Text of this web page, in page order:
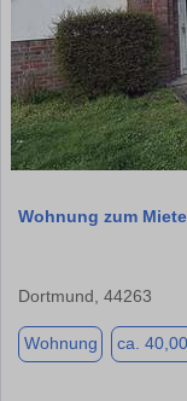
Wohnung zum
Dortmund, 44263
Wohnung ca.